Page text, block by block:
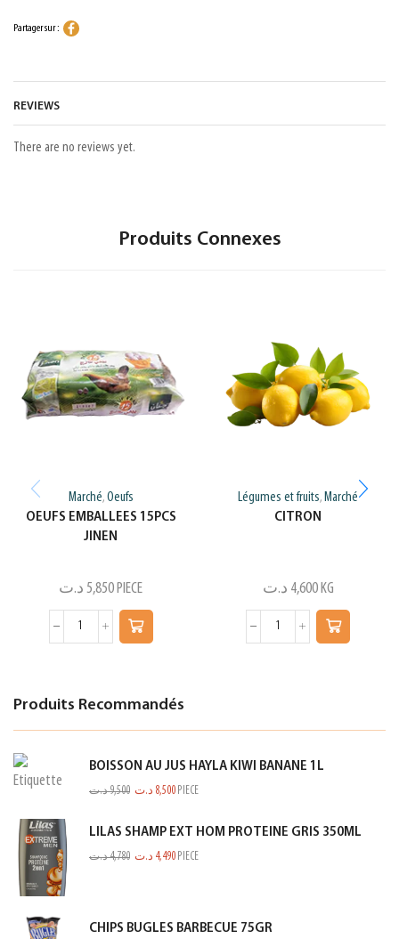
Partager sur :
REVIEWS
There are no reviews yet.
Produits Connexes
Marché, Oeufs
OEUFS EMBALLEES 15PCS
JINEN
5,850 د.ت PIECE
Légumes et fruits, Marché
CITRON
4,600 د.ت KG
Produits Recommandés
BOISSON AU JUS HAYLA KIWI BANANE 1L
9,500د.ت 8,500 د.ت PIECE
LILAS SHAMP EXT HOM PROTEINE GRIS 350ML
4,780د.ت 4,490 د.ت PIECE
CHIPS BUGLES BARBECUE 75GR